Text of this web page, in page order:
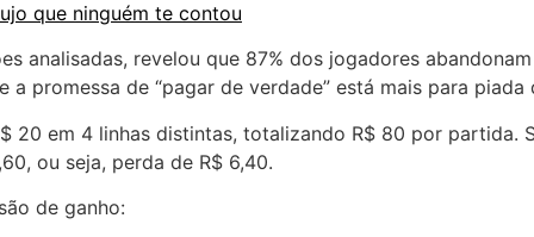
que ninguém te contou
analisadas, revelou que 87% dos jogadores
promessa de “pagar de verdade” está mais para piada
20 em 4 linhas distintas, totalizando R$ 80 por partida.
ou seja, perda de R$ 6,40.
de ganho: